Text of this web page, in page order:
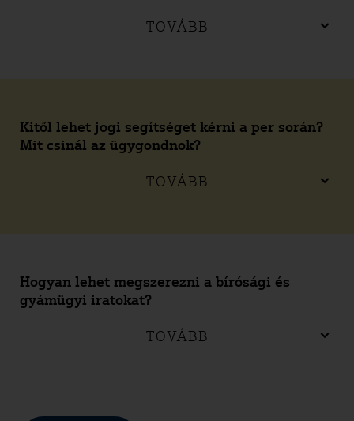
TOVÁBB
Kitől lehet jogi segítséget kérni a per során?
Mit csinál az ügygondnok?
TOVÁBB
Hogyan lehet megszerezni a bírósági és
gyámügyi iratokat?
TOVÁBB